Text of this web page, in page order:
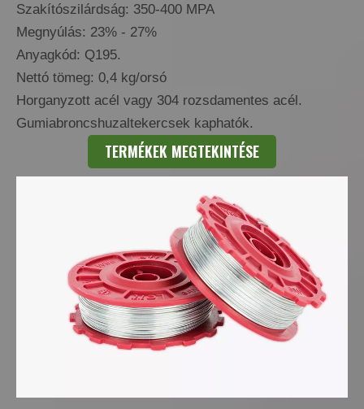
Szakítószilárdság: 350-400 MPA
Megnyúlás: 23% - 27%
Anyagkód: Q195.
Nettó tömeg: 0,4 kg/orsó
Horganyzott acél vagy 304 rozsdamentes acél.
Gumiabroncshuzaltekercsek kaphatók.
TERMÉKEK MEGTEKINTÉSE